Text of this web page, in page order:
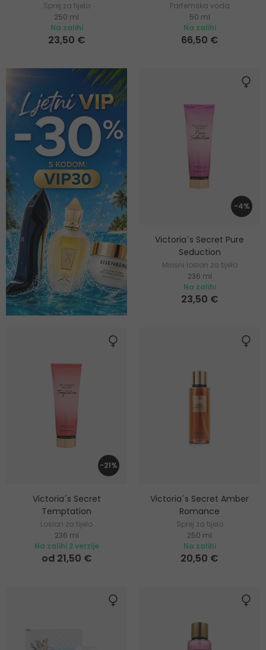
Sprej za tijelo
250 ml
Na zalihi
23,50 €
Parfemska voda
50 ml
Na zalihi
66,50 €
-4%
Victoria´s Secret Pure
Seduction
Mirisni losion za tijelo
236 ml
Na zalihi
23,50 €
-21%
Victoria´s Secret
Temptation
Losion za tijelo
236 ml
Na zalihi 2 verzije
od 21,50 €
Victoria´s Secret Amber
Romance
Sprej za tijelo
250 ml
Na zalihi
20,50 €